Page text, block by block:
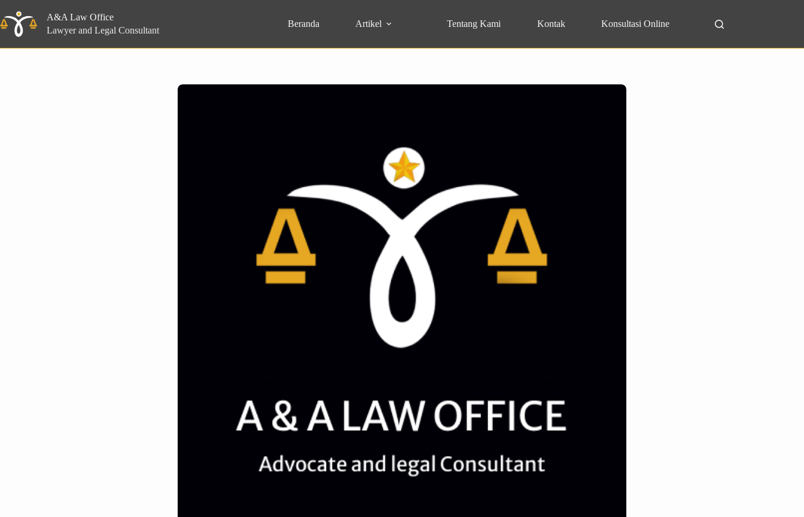
to
content
A&A Law Office
Lawyer and Legal Consultant
Beranda Artikel Tentang Kami Kontak Konsultasi Online